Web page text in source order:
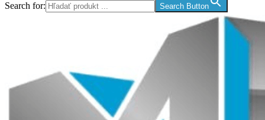
Search for: Search Button